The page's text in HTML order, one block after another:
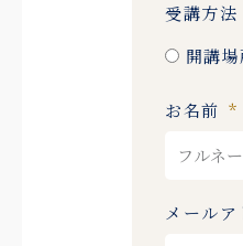
受講方法
開講場
お名前
メールア